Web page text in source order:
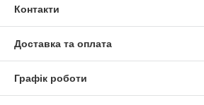
Контакти
Доставка та оплата
Графік роботи